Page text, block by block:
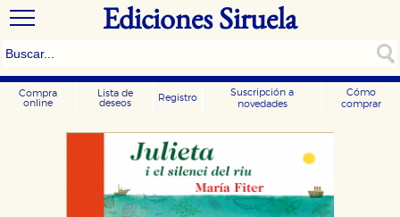
Ediciones Siruela
Compra
online
Lista de
deseos
Registro
Suscripción a
novedades
Cómo
comprar